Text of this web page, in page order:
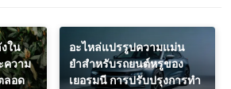
ใน
ความ
ลอด
อะไหล่แปรรูปความแม่น
ยําสําหรับรถยนต์หรูของ
เยอรมนี การปรับปรุงการทํา